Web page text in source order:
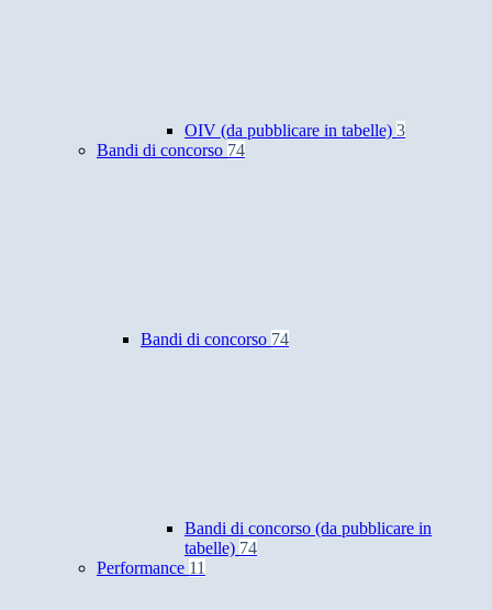
OIV (da pubblicare in tabelle) 3
Bandi di concorso 74
Bandi di concorso 74
Bandi di concorso (da pubblicare in
tabelle) 74
Performance 11